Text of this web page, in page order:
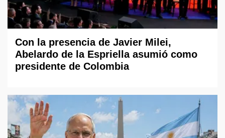
Con la presencia de Javier Milei,
Abelardo de la Espriella asumió como
presidente de Colombia